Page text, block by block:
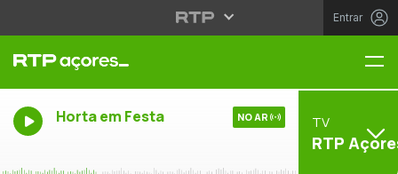
Entrar
Horta em Festa NO AR TV
RTP